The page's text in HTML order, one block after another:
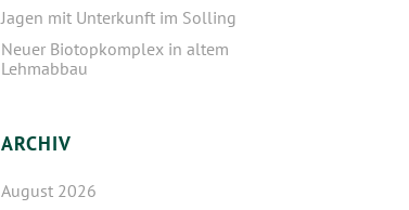
Jagen mit Unterkunft im Solling
Neuer Biotopkomplex in altem
Lehmabbau
ARCHIV
August 2026